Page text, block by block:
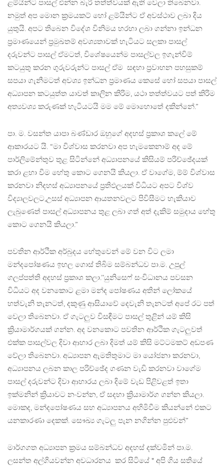
ළම්යින්ට පාසල්‌ එන්න බැරි තත්ත්වයක්‌ ඇති වෙලා තිබෙනවා.
නමුත්‌ අප මොන ක්‍රමයකට් හෝ ළම්යින්ට ඒ අවස්ථාව ලබා දිය
යුතුයි. අපට තිබෙන විදේශ විනිමය හරහා ලබා ගන්නා ඉන්ධන
ප්‍රමාණයෙන්‌ ප්‍රමුඛතම්‌ අවශ්‍යතාවක්‌ හැටියට සලකා පාසල්‌
දරුවන්ට පාසල්‌ ඒමටත්‌, විශේෂයෙන්ම පාසල්වල ඉගැන්විම්‌
කටයුතු කරන ගුරුවරුන්ට පාසල්‌ ඒම සඳහා ප්‍රවාහන පහසුකම්‌
සපයා ගැනීමටත්‌ අවශ්‍ය ඉන්ධන ප්‍රමාණය කෙසේ හෝ සපයා පාසල්‌
අධ්‍යාපන කටයුත්ත යාවත්‌ කාලින කිරිම, යථා තත්ත්වයට පත්‌ කිරිම
අත්‍යවශ්‍ය කරුණක්‌ හැටියටයි මම මේ මොහොතේ දකින්නේ.”
පා. ම. වසන්ත යාපා බණ්ඩාර ඔහුගේ අදහස් ප්‍රකාශ කලේ මේ
ආකාරයට යි. “මා විශ්වාස කරනවා අප හැමකෙනාම්‌ අද මේ
පාර්ලිමේන්තුව තුළ සිටින්නේ අධ්‍යාපනයේ කිසියම්‌ පරිච්ඡේදයක්‌
කරා ළහා වීම හේතු කොට ගෙනයි කියලා. ඒ වාගේම, ම්ම්‌ විශ්වාස
කරනවා නිදහස්‌ අධ්‍යාපනයේ ප්‍රතිඵලයක්‌ විධියට අපට විශ්ව
විද්‍යාලවලට,උසස්‌ අධ්‍යාපන ආයතනවලට පිවිසීමට හැකියාව
ලැබුණෙත්‌ පාසල්‌ අධ්‍යාපනය තුළ ලබා ගත්‌ අත්‌ දැකිම්‌ සමුදාය හේතු
කොට ගෙනයි කියලා.”
පවතින ආර්ථික අර්බුදය හේතුවෙන් මේ වන විට ලමා
මන්දපෝෂණය ඉහල ගොස් තිබිම සම්බන්ධව පා.ම. උපුල්
ගලප්පත්ති අදහස් ප්‍රකාශ කලා.’’යුනිසෙෆ්‌ සංවිධානය පවසන
විධියට අද වනකොට ළමා මන්ද පෝෂණය අතින්‌ ලෝකයේ
හත්වැනි තැනටත්‌, දකුණු ආසියාවේ දෙවැනි තැනටත්‌ අපේ රට පත්‌
වෙලා තිබෙනවා. ඒ ගැටලුව විසඳීමට පාසල්‌ තුළින්‌ යම්‌ කිසි
ක්‍රියාමාර්ගයක්‌ ගන්න. අද වනකොට පවතින ආර්ථික ගැටලුවත්‌
එක්ක පාසල්වල දිවා ආහාර ලබා දිමත්‌ යම්‌ කිසි මට්ටමකට් අඩපණ
වේලා තිබෙනවා. අධ්‍යාපන ඇමතිතුමාට මා යෝජනා කරනවා,
අධ්‍යාපනය ලබන කාල පරිච්ඡේද ගණන වැඩි කරනවා වාගේම
පාසල්‌ දරුවන්ට දිවා ආහාරය ලබා දිමේ වැඩ පිළිවළත්‌ ඉතා
ඉක්මනින්‌ ක්‍රියාවට නංවන්න, ඒ සදභා ක්‍රියාමාර්ග ගන්න කියලා.
මොකද, මන්දපෝෂණය සහ අධ්‍යාපනය අහිමිවීම කියන්නේ එකට
යනකාරණා දෙකක්‌. සෞඛ්‍ය ගැටලු පැන නගින්න පුළුවන්‌”
මාර්ගගත අධ්‍යාපන ක්‍රමය සම්බන්ධව අදහස් දක්වමින් පා.ම.
ලසන්ත අල්ගියවන්න අවධාරනය කර සිටියේ " අපි ගිය සතියේ